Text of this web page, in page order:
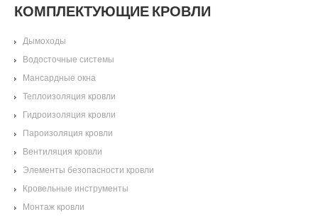
КОМПЛЕКТУЮЩИЕ КРОВЛИ
Дымоходы
Водосточные системы
Мансардные окна
Теплоизоляция кровли
Гидроизоляция кровли
Пароизоляция кровли
Вентиляция кровли
Элементы безопасности кровли
Кровельные инструменты
Монтаж кровли